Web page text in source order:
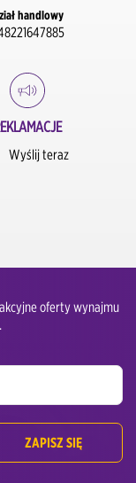
handlowy
Wyślij teraz
oferty wynajmu
ZAPISZ SIĘ